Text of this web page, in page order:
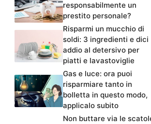
responsabilmente un
prestito personale?
Risparmi un mucchio di
soldi: 3 ingredienti e dici
addio al detersivo per
piatti e lavastoviglie
Gas e luce: ora puoi
risparmiare tanto in
bolletta in questo modo,
applicalo subito
Non buttare via le